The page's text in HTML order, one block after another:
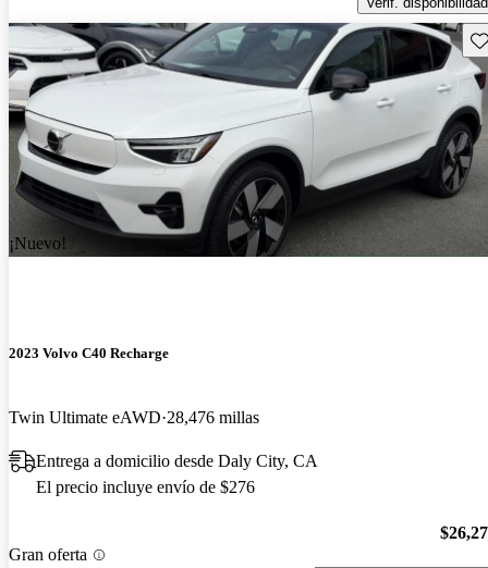
¡Nuevo!
2023 Volvo C40 Recharge
Twin Ultimate eAWD 28,476 millas
Entrega a domicilio desde Daly City, CA
El precio incluye envío de $276
Gran oferta